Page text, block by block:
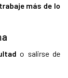
más de lo
o salirse de